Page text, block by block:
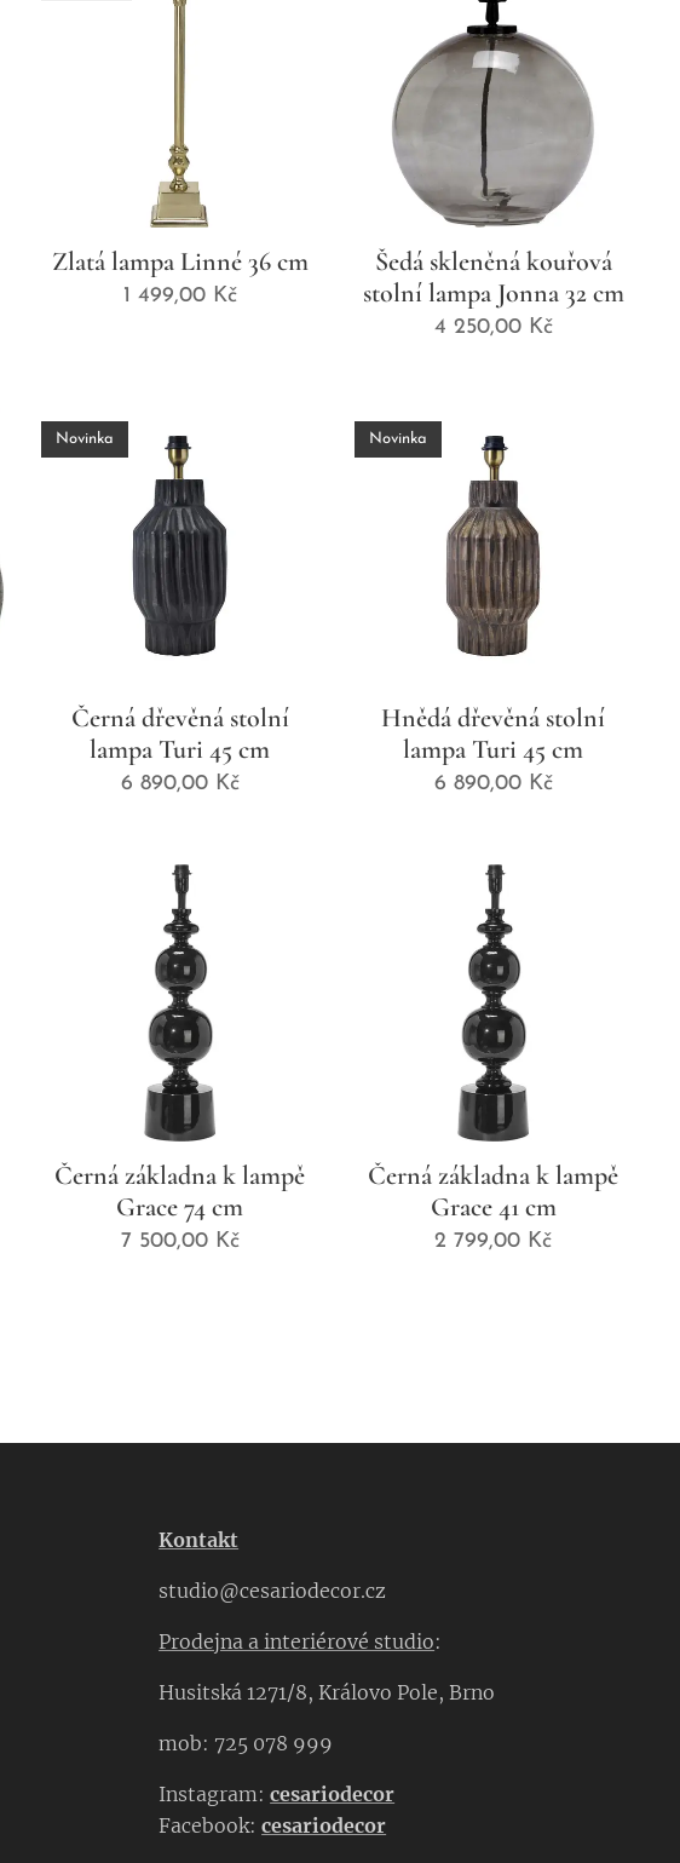
Zlatá lampa Linné 36 cm
1 499,00Kč
Šedá skleněná kouřová
stolní lampa Jonna 32 cm
4 250,00Kč
Černá dřevěná stolní
lampa Turi 45 cm
Novinka
6 890,00Kč
Hnědá dřevěná stolní
lampa Turi 45 cm
Novinka
6 890,00Kč
Černá základna k lampě
Grace 74 cm
7 500,00Kč
Černá základna k lampě
Grace 41 cm
2 799,00 Kč
Kontakt
studio@cesariodecor.cz
Prodejna a interiérové studio:
Husitská 1271/8, Královo Pole, Brno
mob: 725 078 999
Instagram:cesariodecor
Facebook:cesariodecor